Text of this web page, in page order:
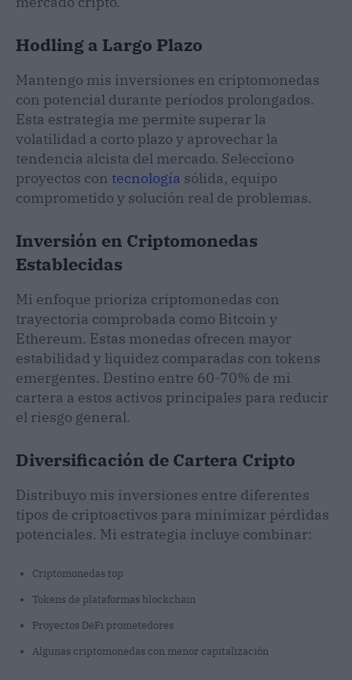
Hodling a Largo Plazo
Mantengo mis inversiones en criptomonedas
con potencial durante períodos prolongados.
Esta estrategia me permite superar la
volatilidad a corto plazo y aprovechar la
tendencia alcista del mercado. Selecciono
proyectos con tecnología sólida, equipo
comprometido y solución real de problemas.
Inversión en Criptomonedas
Establecidas
Mi enfoque prioriza criptomonedas con
trayectoria comprobada como Bitcoin y
Ethereum. Estas monedas ofrecen mayor
estabilidad y liquidez comparadas con tokens
emergentes. Destino entre 60-70% de mi
cartera a estos activos principales para reducir
el riesgo general.
Diversificación de Cartera Cripto
Distribuyo mis inversiones entre diferentes
tipos de criptoactivos para minimizar pérdidas
potenciales. Mi estrategia incluye combinar:
Criptomonedas top
Tokens de plataformas blockchain
Proyectos DeFi prometedores
Algunas criptomonedas con menor capitalización